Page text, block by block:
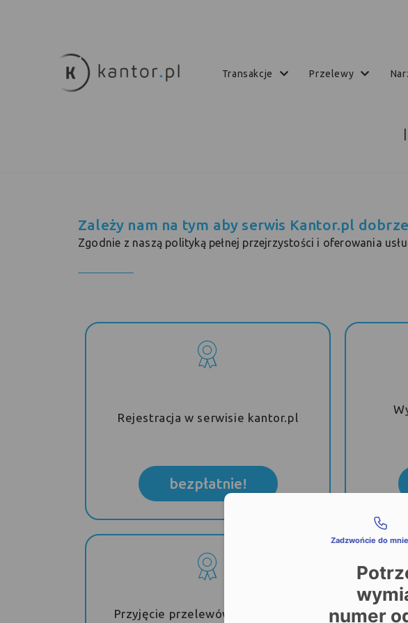
transakcje przelewy
Zależy nam na tym aby serwis Kantor.pl
Zgodnie z naszą polityką pełnej przejrzystości i oferowania
Rejestracja w serwisie kantor.pl
bezpłatnie!
Przyjęcie przelewów walutowych
Możliwości kontaktu
Zadzwońcie do
numer